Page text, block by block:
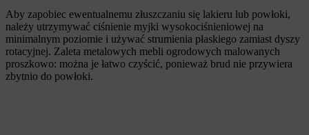
Aby zapobiec ewentualnemu złuszczaniu się lakieru lub powłoki,
należy utrzymywać ciśnienie myjki wysokociśnieniowej na
minimalnym poziomie i używać strumienia płaskiego zamiast dyszy
rotacyjnej. Zaleta metalowych mebli ogrodowych malowanych
proszkowo: można je łatwo czyścić, ponieważ brud nie przywiera
zbytnio do powłoki.